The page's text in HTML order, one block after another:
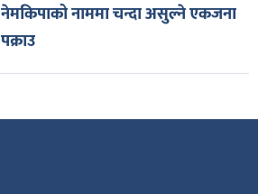
नेमकिपाको नाममा चन्दा असुल्ने एकजना
पक्राउ